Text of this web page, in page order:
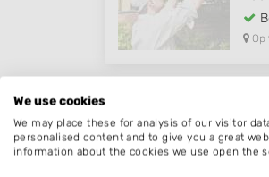
Op
We use cookies
We may place these for analysis of our visitor
personalised content and to give you a great
information about the cookies we use open the